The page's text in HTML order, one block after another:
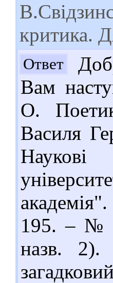
критика.
Ответ
Вам
О.
Василя
195. – №
назв.